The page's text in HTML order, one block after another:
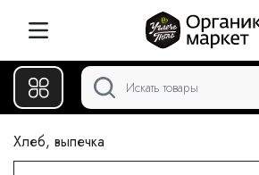
Хлеб, выпечка